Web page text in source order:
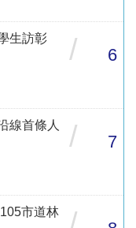
生訪彰
/ 6
線首條人
/ 7
市道林